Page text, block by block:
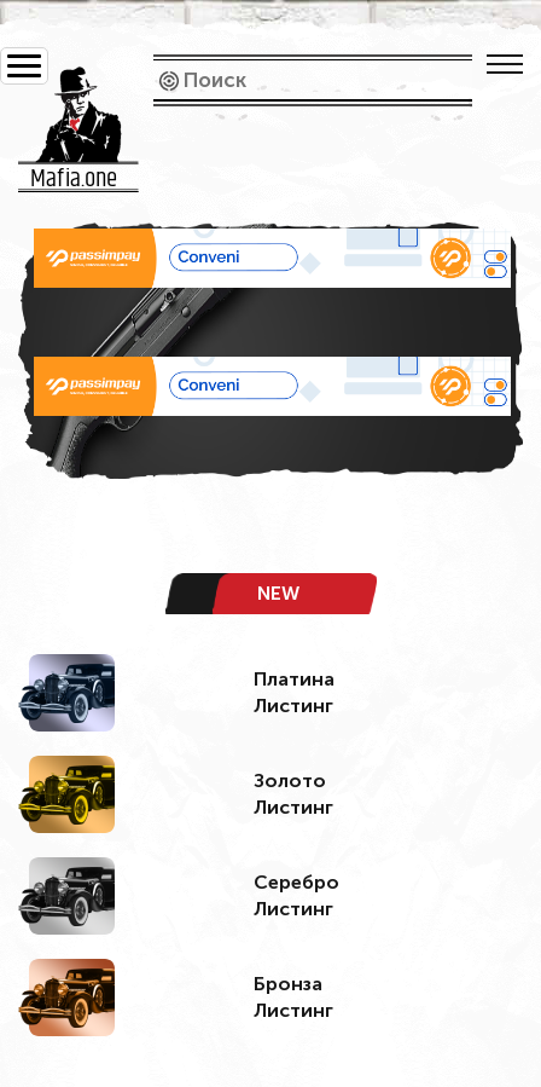
NEW
Платина
Листинг
Золото
Листинг
Серебро
Листинг
Бронза
Листинг